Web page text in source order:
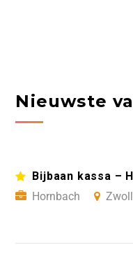
Nieuwste
Bijbaan kassa –
Hornbach